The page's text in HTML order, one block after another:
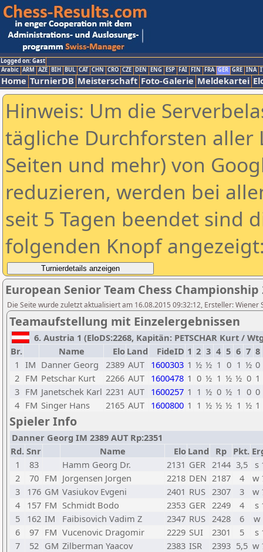
Logged on: Gast
Arabic ARM AZE BIH BUL CAT CHN CRO CZE DEN ENG ESP FAI FIN FRA GER GRE INA
Home TurnierDB Meisterschaft Foto-Galerie Meldekartei
Hinweis: Um die
tägliche Durchforsten aller
Seiten und mehr) von
reduzieren, werden bei
seit 5 Tagen beendet sind
folgenden Knopf
European Senior Team Chess Championship
Die Seite wurde zuletzt aktualisiert am 16.08.2015 09:32:12, Ersteller:
Teamaufstellung mit Einzelergebnissen
6. Austria 1 (EloDS:2268, Kapitän: PETSCHAR Kurt /
Br.
Name Elo Land FideID 1 2 3 4 5 6 7 8
1 IM Danner Georg 2389 AUT 1600303 1 ½ ½ 1 0 1 ½ 0
2 FM Petschar Kurt 2266 AUT 1600478 1 0 ½ 1 ½ ½ 0 1
3 FM Janetschek Karl 2231 AUT 1600257 1 1 ½ 0 ½ 1 0 0
4 FM Singer Hans 2165 AUT 1600800 1 1 ½ ½ ½ 1 ½ 1
Spieler Info
Danner Georg IM 2389 AUT Rp:2351
Rd. Snr Name Elo Land Rp Pkt.
1
83 Hamm Georg Dr. 2131 GER 2144 3,5
s
2
70 FM Jorgensen Jorgen 2218 DEN 2187 4
w
3
176 GM Vasiukov Evgeni 2401 RUS 2307 3
w
4
157 FM Schmidt Bodo 2353 GER 2249 4
s
5
162 IM Faibisovich Vadim Z 2347 RUS 2428 6
w
6
97 FM Vucenovic Dragomir 2229 SUI 2301 5
s
7
52 GM Zilberman Yaacov 2383 ISR 2393 5,5 w